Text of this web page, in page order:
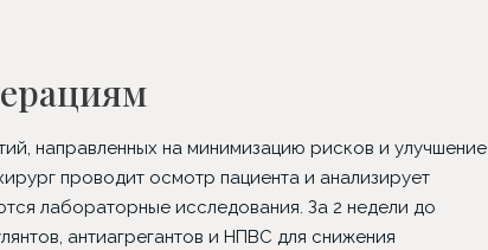
направленных на минимизацию рисков и улучшение
проводит осмотр пациента и анализирует
лабораторные исследования. За 2 недели до
антиагрегантов и НПВС для снижения